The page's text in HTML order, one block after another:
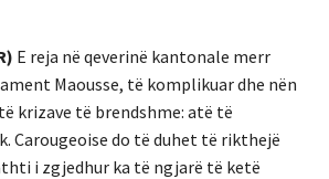
E reja në qeverinë kantonale merr
Maousse, të komplikuar dhe nën
krizave të brendshme: atë të
Carougeoise do të duhet të rikthejë
i zgjedhur ka të ngjarë të ketë